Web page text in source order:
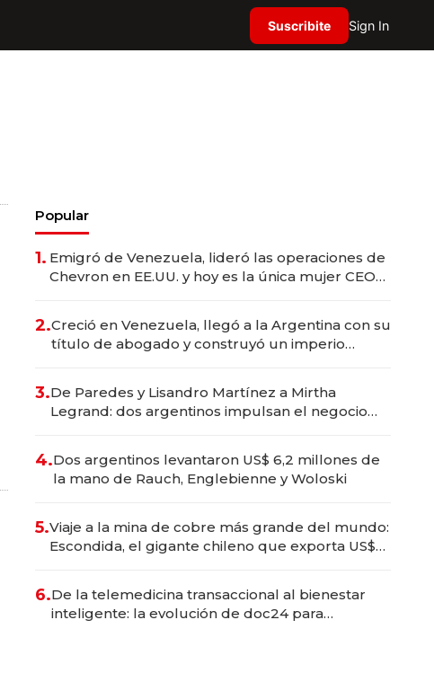
Suscribite Sign In
Popular
1. Emigró de Venezuela, lideró las operaciones de
Chevron en EE.UU. y hoy es la única mujer CEO
2.Creció en Venezuela, llegó a la Argentina con su
título de abogado y construyó un imperio
3.De Paredes y Lisandro Martínez a Mirtha
Legrand: dos argentinos impulsan el negocio
4.Dos argentinos levantaron US$ 6,2 millones de
la mano de Rauch, Englebienne y Woloski
5.Viaje a la mina de cobre más grande del mundo:
Escondida, el gigante chileno que exporta US$
6.De la telemedicina transaccional al bienestar
inteligente: la evolución de doc24 para